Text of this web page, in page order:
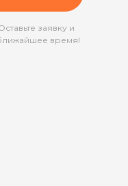
заявку и
время!